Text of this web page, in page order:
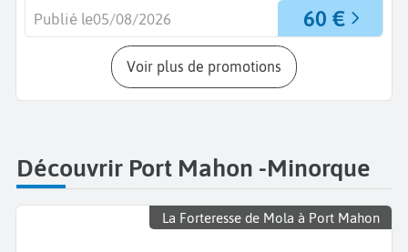
60 €
Publié le05/08/2026
Voir plus de promotions
Découvrir Port Mahon -Minorque
La Forteresse de Mola à Port Mahon